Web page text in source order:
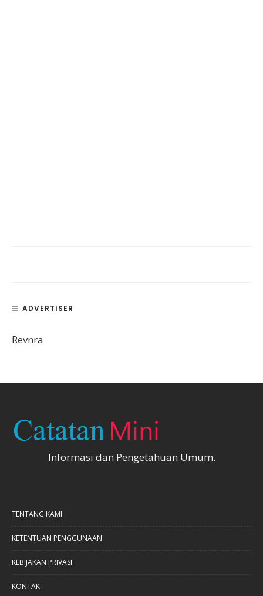
ADVERTISER
Revnra
Informasi dan Pengetahuan Umum.
TENTANG KAMI
KETENTUAN PENGGUNAAN
KEBIJAKAN PRIVASI
KONTAK